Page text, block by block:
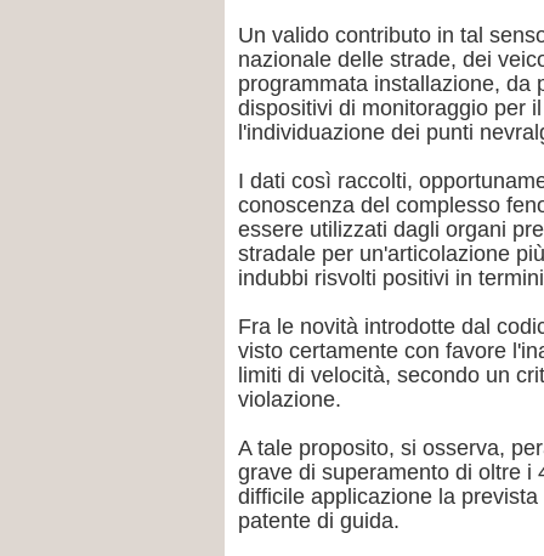
Un valido contributo in tal
nazionale delle strade, dei
programmata installazione, da
dispositivi di monitoraggio per
l'individuazione dei punti
I dati così raccolti,
conoscenza del complesso
essere utilizzati dagli organi
stradale per un'articolazione
indubbi risvolti positivi in
Fra le novità introdotte dal
visto certamente con favore
limiti di velocità, secondo un
violazione.
A tale proposito, si osserva,
grave di superamento di oltre i
difficile applicazione la
patente di guida.